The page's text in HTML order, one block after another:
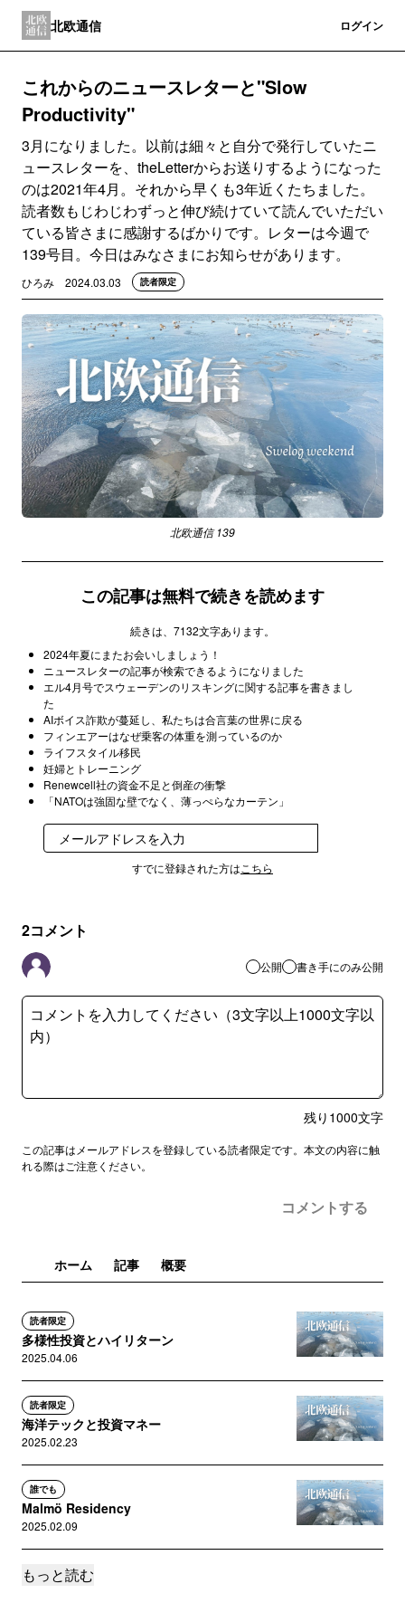
北欧通信 ログイン
これからのニュースレターと"Slow
Productivity"
3月になりました。以前は細々と自分で発行していたニ
ュースレターを、theLetterからお送りするようになった
のは2021年4月。それから早くも3年近くたちました。
読者数もじわじわずっと伸び続けていて読んでいただい
ている皆さまに感謝するばかりです。レターは今週で
139号目。今日はみなさまにお知らせがあります。
ひろみ 2024.03.03 読者限定
北欧通信 139
この記事は無料で続きを読めます
続きは、7132文字あります。
2024年夏にまたお会いしましょう！
ニュースレターの記事が検索できるようになりました
エル4月号でスウェーデンのリスキングに関する記事を書きまし
た
AIボイス詐欺が蔓延し、私たちは合言葉の世界に戻る
フィンエアーはなぜ乗客の体重を測っているのか
ライフスタイル移民
妊婦とトレーニング
Renewcell社の資金不足と倒産の衝撃
「NATOは強固な壁でなく、薄っぺらなカーテン」
すでに登録された方は こちら
2コメント
公開 書き手にのみ公開
残り 1000文字
この記事はメールアドレスを登録している読者限定です。本文の内容に触
れる際はご注意ください。
コメントする
ホーム 記事 概要
読者限定
多様性投資とハイリターン
2025.04.06
読者限定
海洋テックと投資マネー
2025.02.23
誰でも
Malmö Residency
2025.02.09
読者限定
もっと読む